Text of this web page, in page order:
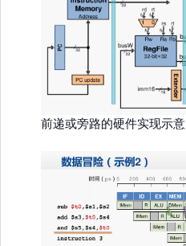
前递或旁路的硬件实现示意